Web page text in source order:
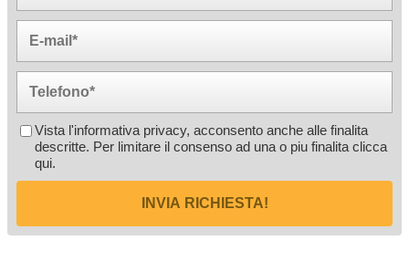
Vista l'informativa privacy, acconsento anche alle finalita
descritte. Per limitare il consenso ad una o piu finalita clicca
qui.
INVIA RICHIESTA!